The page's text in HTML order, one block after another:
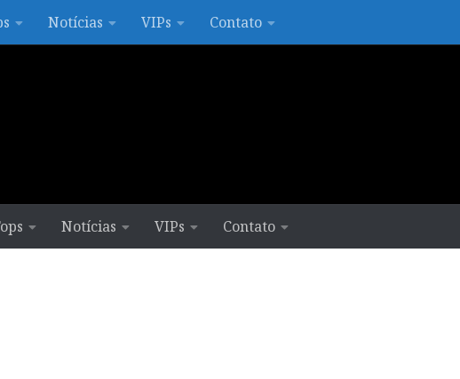
Notícias VIPs Contato
Notícias VIPs Contato